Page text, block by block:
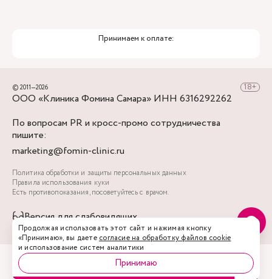
Принимаем к оплате:
© 2011—2026
ООО «Клиника Фомина Самара» ИНН 6316292262
По вопросам PR и кросс-промо сотрудничества
пишите:
marketing@fomin-clinic.ru
Политика обработки и защиты персональных данных
Правила использования куки
Есть противопоказания, посоветуйтесь с врачом.
Версия для слабовидящих